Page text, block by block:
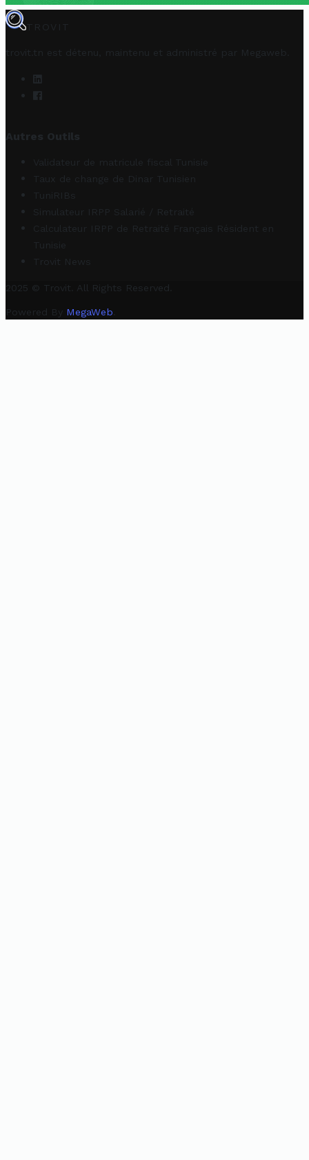
TROVIT
trovit.tn est détenu, maintenu et administré par Megaweb
Autres Outils
Validateur de matricule fiscal Tunisie
Taux de change de Dinar Tunisien
TuniRIBs
Simulateur IRPP Salarié / Retraité
Calculateur IRPP de Retraité Français Résident en
Tunisie
Trovit News
2025 © Trovit. All Rights Reserved.
Powered By MegaWeb